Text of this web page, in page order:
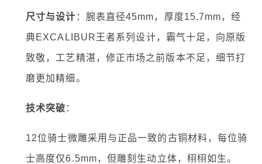
尺寸与设计 ：腕表直径45mm，厚度15.7mm，经
典EXCALIBUR王者系列设计，霸气十足，向原版
致敬，工艺精湛，修正市场之前版本不足，细节打
磨更加精细。
技术突破 ：
12位骑士微雕采用与正品一致的古铜材料，每位骑
士高度仅6.5mm，但雕刻生动立体，栩栩如生。